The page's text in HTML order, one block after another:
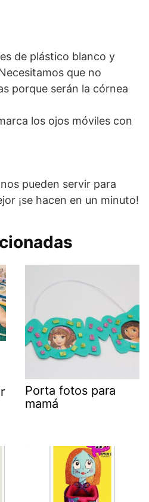
de plástico blanco y
que no
porque serán la córnea
los ojos móviles con
pueden servir para
¡se hacen en un minuto!
Porta fotos para
mamá